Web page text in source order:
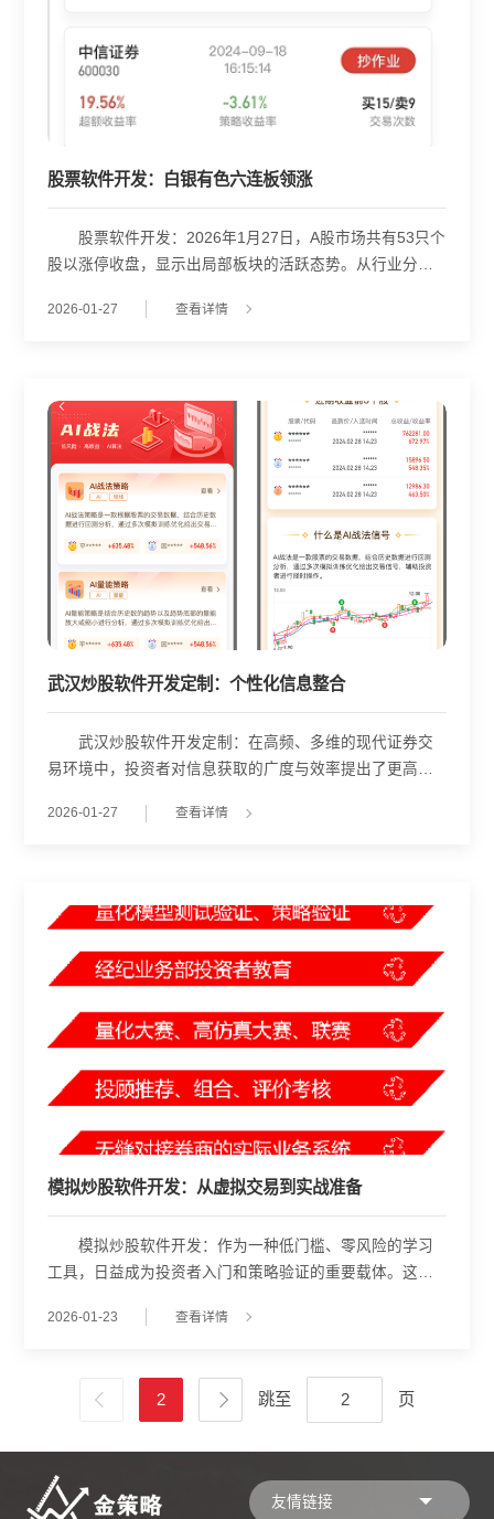
股票软件开发：白银有色六连板领涨
股票软件开发：2026年1月27日，A股市场共有53只个
股以涨停收盘，显示出局部板块的活跃态势。从行业分布
三大领域，分别有6只、4只和6只个股上榜，反映出当前资
股，其强势走势或与近期大宗商品价格波动及市场对资源
类周期股的预期有关。此外，拓日新能、豫光金铅、中国
黄金等个股实现三连板，显示部分有色、光伏及贵金属细
分领域持续受到资金关注。 从封单资金规模看，湖南
黄金以31.54亿元的封单金额位居首位，远超其他涨停股，
表明市
2026-01-27 查看详情
武汉炒股软件开发定制：个性化信息整合
武汉炒股软件开发定制：在高频、多维的现代证券交
易环境中，投资者对信息获取的广度与效率提出了更高要
跟踪新闻公告等复合型操作需求。为此，多屏协同功能逐
用模块化设计理念，将大盘指数、自选股行情、K线图、成
交量、技术指标(如MACD、RSI)、资金流向、公告资讯等
组件拆分为独立可配置的视图单元。用户可在主屏聚焦市
2026-01-27 查看详情
模拟炒股软件开发：从虚拟交易到实战准备
模拟炒股软件开发：作为一种低门槛、零风险的学习
工具，日益成为投资者入门和策略验证的重要载体。这类
真实资金的前提下，体验股票买卖、持仓管理、盈亏计算
操作积累经验。 从软件开发角度看，一个成熟的模拟
炒股系统需兼顾真实性、交互性与教育性。首先，在数据
真实状态。其次，在交易逻辑上，需模拟撮合机制、T+1规
则、涨跌停限制、手续费计算等细节，以还原实际交易约
2026-01-23 查看详情
2 跳至 页
友情链接